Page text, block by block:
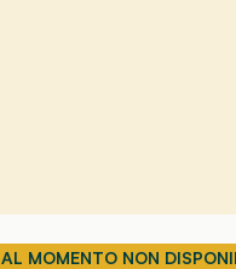
AL MOMENTO NON